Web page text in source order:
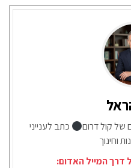
של קול דרום
כתב לענייני
וחינוך
דרך המייל האדום: